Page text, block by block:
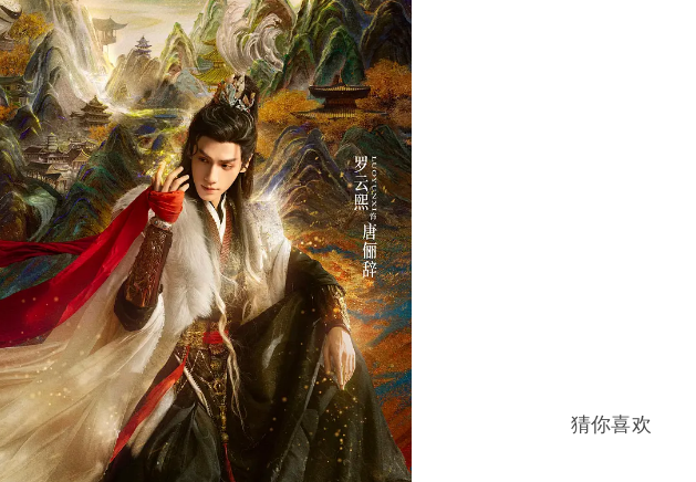
猜你喜欢